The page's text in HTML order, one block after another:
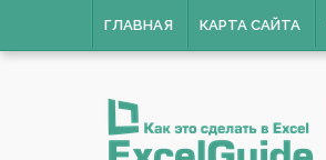
ГЛАВНАЯ КАРТА САЙТА